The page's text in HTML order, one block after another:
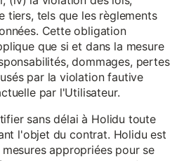
tiers, tels que les règlements
Cette obligation
que si et dans la mesure
dommages, pertes
par la violation fautive
par l'Utilisateur.
sans délai à Holidu toute
l'objet du contrat. Holidu est
appropriées pour se